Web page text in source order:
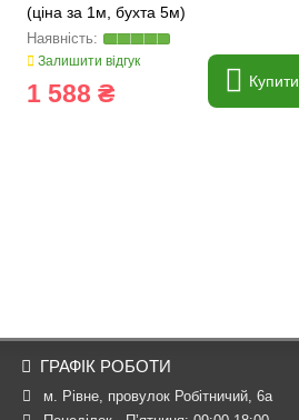
(ціна за 1м, бухта 5м)
Залишити відгук
1 588 ₴ Купити
ГРАФІК РОБОТИ
м. Рівне, провулок Робітничий, 6а